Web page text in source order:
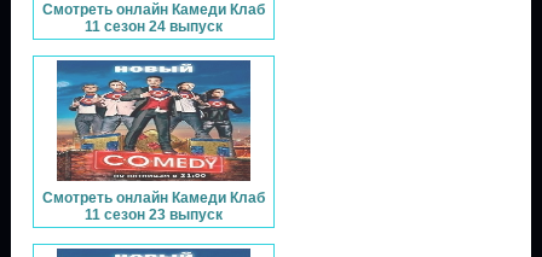
Смотреть онлайн Камеди Клаб
11 сезон 24 выпуск
Смотреть онлайн Камеди Клаб
11 сезон 23 выпуск